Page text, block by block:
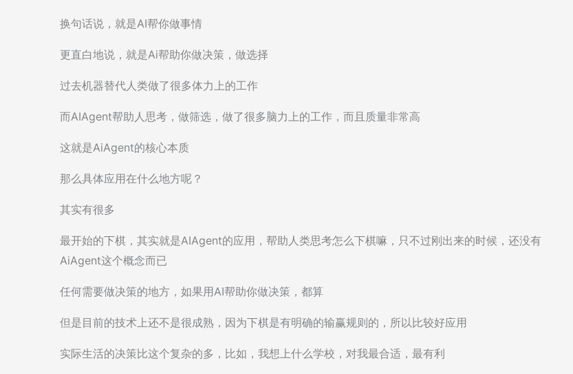
换句话说，就是AI帮你做事情
更直白地说，就是Ai帮助你做决策，做选择
过去机器替代人类做了很多体力上的工作
而AIAgent帮助人思考，做筛选，做了很多脑力上的工作，而且质量非常高
这就是AiAgent的核心本质
那么具体应用在什么地方呢？
其实有很多
最开始的下棋，其实就是AIAgent的应用，帮助人类思考怎么下棋嘛，只不过刚出来的时候，还没有
AiAgent这个概念而已
任何需要做决策的地方，如果用AI帮助你做决策，都算
但是目前的技术上还不是很成熟，因为下棋是有明确的输赢规则的，所以比较好应用
实际生活的决策比这个复杂的多，比如，我想上什么学校，对我最合适，最有利